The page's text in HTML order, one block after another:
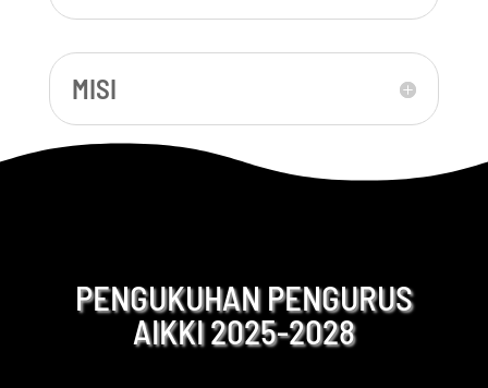
MISI
PENGUKUHAN PENGURUS
AIKKI 2025-2028